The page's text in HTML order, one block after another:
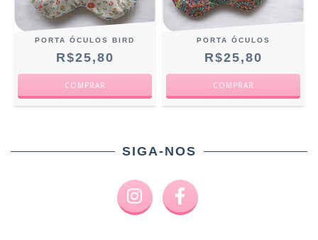
PORTA ÓCULOS BIRD
R$25,80
PORTA ÓCULOS
R$25,80
SIGA-NOS